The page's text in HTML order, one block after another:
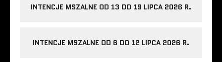
INTENCJE MSZALNE OD 13 DO 19 LIPCA 2026 R.
INTENCJE MSZALNE OD 6 DO 12 LIPCA 2026 R.